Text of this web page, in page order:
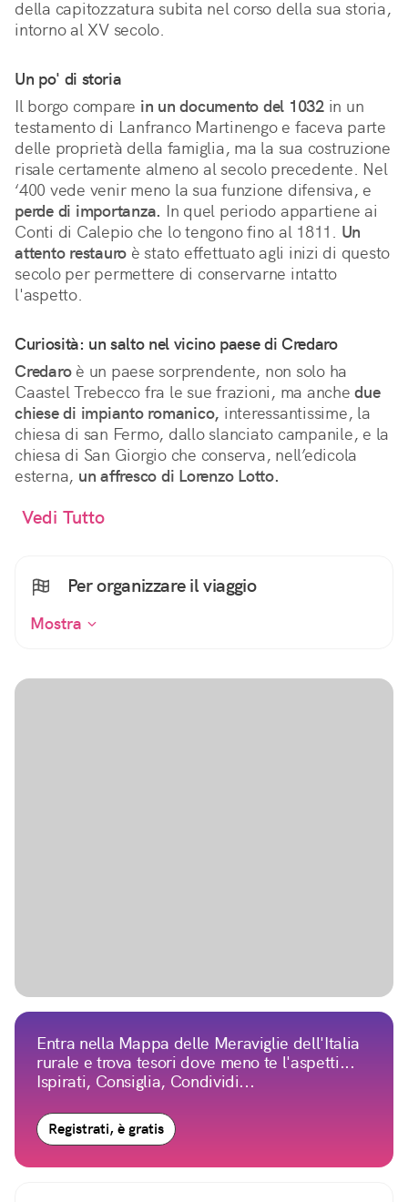
della capitozzatura subita nel corso della sua storia,
intorno al XV secolo.
Un po' di storia
Il borgo compare in un documento del 1032in un
testamento di Lanfranco Martinengo e faceva parte
delle proprietà della famiglia, ma la sua costruzione
risale certamente almeno al secolo precedente. Nel
‘400 vede venir meno la sua funzione difensiva, e
perde di importanza. In quel periodo appartiene ai
Conti di Calepio che lo tengono fino al 1811. Un
attento restauro è stato effettuato agli inizi di questo
secolo per permettere di conservarne intatto
l'aspetto.
Curiosità: un salto nel vicino paese di Credaro
Credaroè un paese sorprendente, non solo ha
Caastel Trebecco fra le sue frazioni, ma anchedue
chiese di impianto romanico, interessantissime, la
chiesa di san Fermo, dallo slanciato campanile, e la
chiesa di San Giorgio che conserva, nell’edicola
esterna, un affresco di Lorenzo Lotto.
Vedi Tutto
Per organizzare il viaggio
Mostra
Entra nella Mappa delle Meraviglie dell'Italia
rurale e trova tesori dove meno te l'aspetti...
Ispirati, Consiglia, Condividi...
Registrati, è gratis